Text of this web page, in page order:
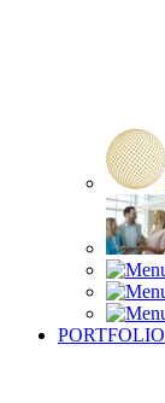
PORTFOLIO